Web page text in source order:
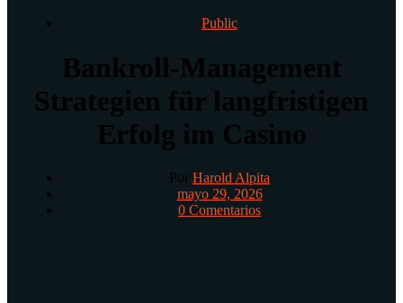
Public
Bankroll-Management
Strategien für langfristigen
Erfolg im Casino
Por Harold Alpita
mayo 29, 2026
0 Comentarios